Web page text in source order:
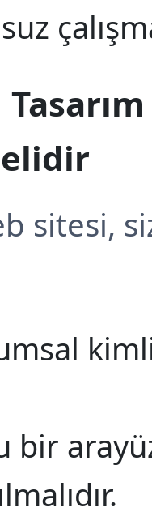
sitesi,
bir